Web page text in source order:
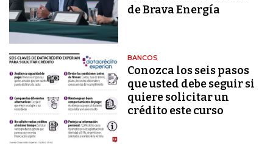
de Brava Energía
BANCOS
Conozca los seis pasos
que usted debe seguir si
quiere solicitar un
crédito este curso